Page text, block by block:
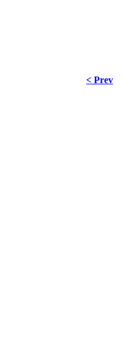
< Prev